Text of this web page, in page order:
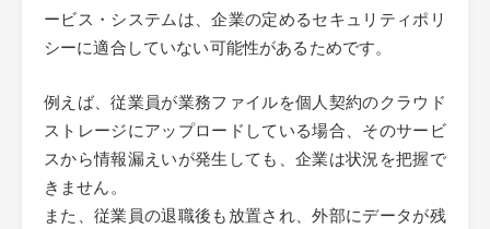
ービス・システムは、企業の定めるセキュリティポリ
シーに適合していない可能性があるためです。
例えば、従業員が業務ファイルを個人契約のクラウド
ストレージにアップロードしている場合、そのサービ
スから情報漏えいが発生しても、企業は状況を把握で
きません。
また、従業員の退職後も放置され、外部にデータが残